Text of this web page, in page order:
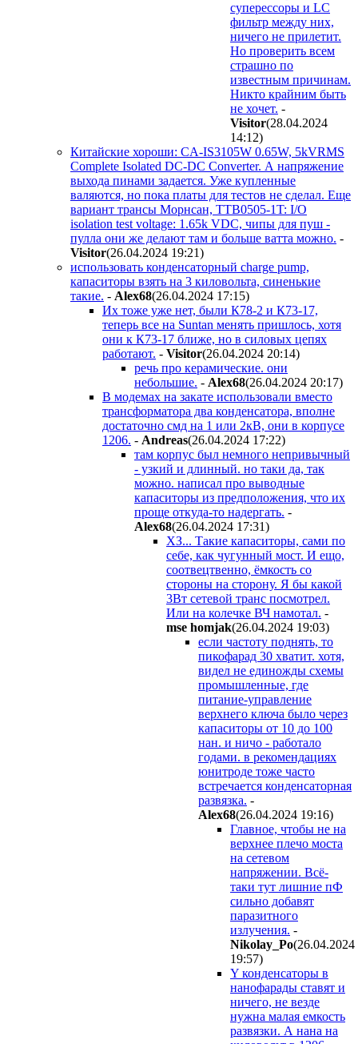
суперессоры и LC
фильтр между них,
ничего не прилетит.
Но проверить всем
страшно по
известным причинам.
Никто крайним быть
не хочет. -
Visitor(28.04.2024
14:12)
Китайские хороши: CA-IS3105W 0.65W, 5kVRMS
Complete Isolated DC-DC Converter. А напряжение
выхода пинами задается. Уже купленные
валяются, но пока платы для тестов не сделал. Еще
вариант трансы Морнсан, TTB0505-1T: I/O
isolation test voltage: 1.65k VDC, чипы для пуш -
пулла они же делают там и больше ватта можно. -
Visitor(26.04.2024 19:21)
использовать конденсаторный charge pump,
капаситоры взять на 3 киловольта, синенькие
такие. - Alex68(26.04.2024 17:15)
Их тоже уже нет, были К78-2 и К73-17,
теперь все на Suntan менять пришлось, хотя
они к К73-17 ближе, но в силовых цепях
работают. - Visitor(26.04.2024 20:14)
речь про керамические. они
небольшие. - Alex68(26.04.2024 20:17)
В модемах на закате использовали вместо
трансформатора два конденсатора, вполне
достаточно смд на 1 или 2кВ, они в корпусе
1206. - Andreas(26.04.2024 17:22)
там корпус был немного непривычный
- узкий и длинный. но таки да, так
можно. написал про выводные
капаситоры из предположения, что их
проще откуда-то надергать. -
Alex68(26.04.2024 17:31)
ХЗ... Такие капаситоры, сами по
себе, как чугунный мост. И ещо,
соотвецтвенно, ёмкость со
стороны на сторону. Я бы какой
3Вт сетевой транс посмотрел.
Или на колечке ВЧ намотал. -
mse homjak(26.04.2024 19:03)
если частоту поднять, то
пикофарад 30 хватит. хотя,
видел не единожды схемы
промышленные, где
питание-управление
верхнего ключа было через
капаситоры от 10 до 100
нан. и ничо - работало
годами. в рекомендациях
юнитроде тоже часто
встречается конденсаторная
развязка. -
Alex68(26.04.2024 19:16)
Главное, чтобы не на
верхнее плечо моста
на сетевом
напряжении. Всё-
таки тут лишние пФ
сильно добавят
паразитного
излучения. -
Nikolay_Po(26.04.2024
19:57)
Y конденсаторы в
нанофарады ставят и
ничего, не везде
нужна малая емкость
развязки. А нана на